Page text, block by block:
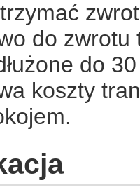
do
do
koszty